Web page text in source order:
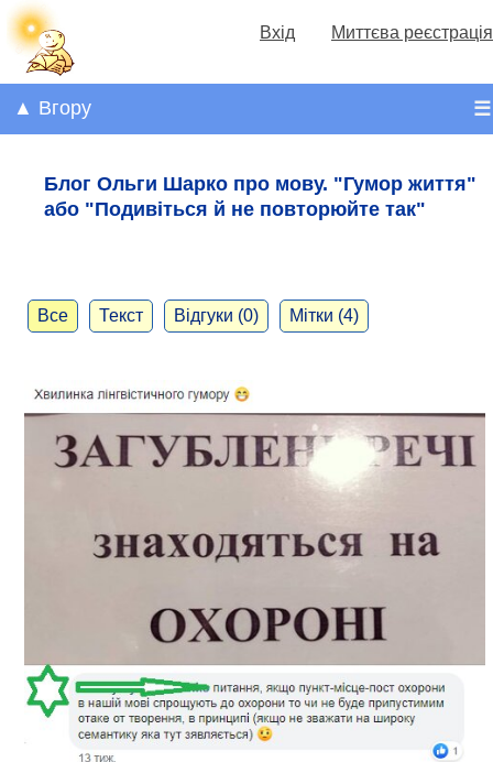
Вхід Миттєва реєстрація
☰
▲ Вгору
Блог Ольги Шарко про мову. "Гумор життя"
або "Подивіться й не повторюйте так"
Все Текст Відгуки (0) Мітки (4)